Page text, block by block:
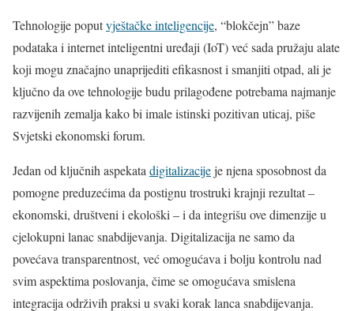
Tehnologije poputvještačke inteligencije, “blokčejn” baze
podataka i internet inteligentni uređaji (IoT) već sada pružaju alate
koji mogu značajno unaprijediti efikasnost i smanjiti otpad, ali je
ključno da ove tehnologije budu prilagođene potrebama najmanje
razvijenih zemalja kako bi imale istinski pozitivan uticaj, piše
Svjetski ekonomski forum.
Jedan od ključnih aspekatadigitalizacijeje njena sposobnost da
pomogne preduzećima da postignu trostruki krajnji rezultat –
ekonomski, društveni i ekološki – i da integrišu ove dimenzije u
cjelokupni lanac snabdijevanja. Digitalizacija ne samo da
povećava transparentnost, već omogućava i bolju kontrolu nad
svim aspektima poslovanja, čime se omogućava smislena
integracija održivih praksi u svaki korak lanca snabdijevanja.